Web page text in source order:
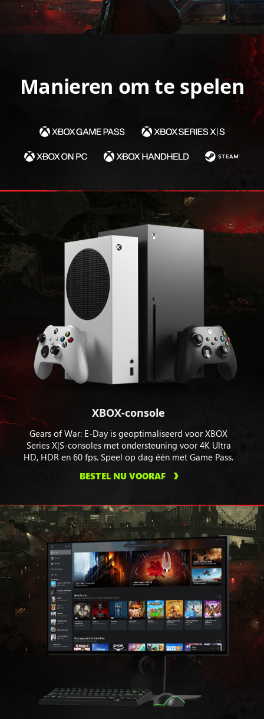
Manieren om te spelen
XBOX-console
Gears of War: E-Day is geoptimaliseerd voor XBOX
Series X|S-consoles met ondersteuning voor 4K Ultra
HD, HDR en 60 fps. Speel op dag één met Game Pass.
BESTEL NU VOORAF